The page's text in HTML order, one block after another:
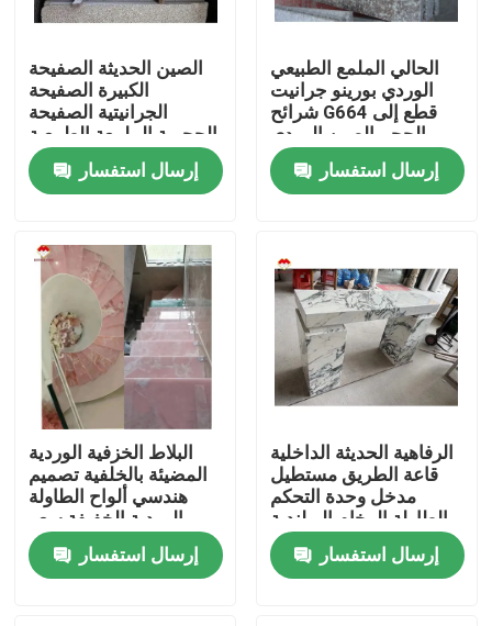
منزل
حول بنا
إتصال
المنتجات
ألواح الجرانيت الحجر
الصين الحديثة الصفيحة
الكبيرة الصفيحة
الجرانيتية الصفيحة
الحجرية الملمعة الطبيعية
المقطوعة حسب الحجم
الصينية اللون الوردي
إرسال استفسار
الحالي الملمع الطبيعي
الوردي بورينو جرانيت
شرائح G664 قطع إلى
الحجم الصين الوردي
البورنو روزا الأسعار
إرسال استفسار
البلاط الخزفية الوردية
المضيئة بالخلفية تصميم
هندسي ألواح الطاولة
الوردية الخفيفة سعر
الجملة السلالم الوردية
الشفافةإرسال استفسار
الرفاهية الحديثة الداخلية
قاعة الطريق مستطيل
مدخل وحدة التحكم
الطاولة الرخام البولندية
إيطاليا العربسكاتو الرخام
القاعدة الوقوف الرخام
إرسال استفسار